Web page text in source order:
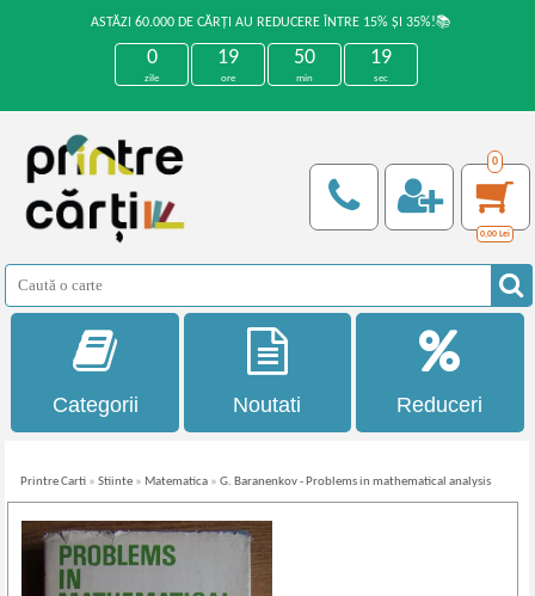
ASTĂZI 60.000 DE CĂRȚI AU REDUCERE ÎNTRE 15% ȘI 35%!📚
0
zile
19
ore
50
min
19
sec
0
0,00 Lei
Categorii Noutati Reduceri
Printre Carti »Stiinte » Matematica »G. Baranenkov - Problems in mathematical analysis